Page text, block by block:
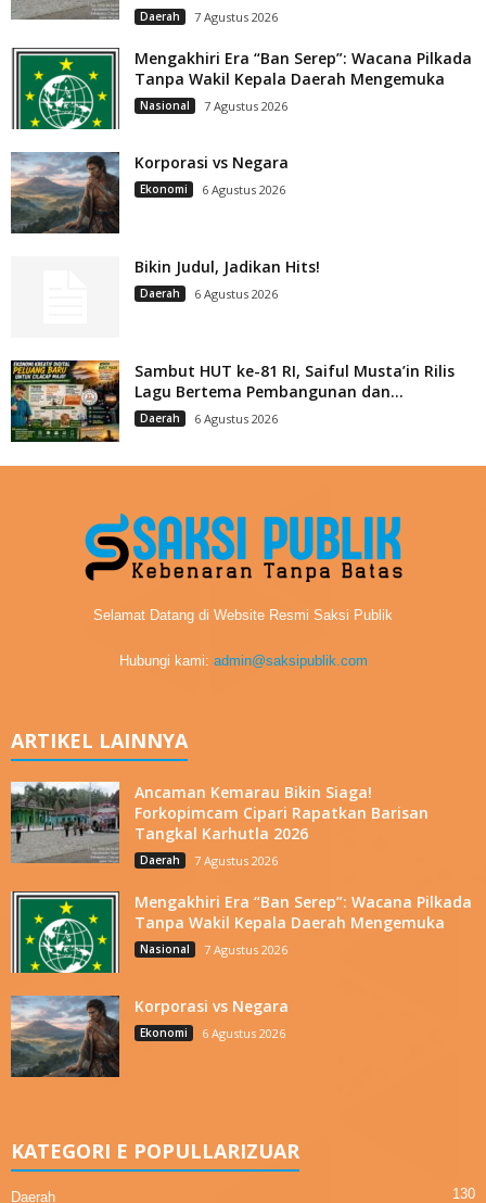
Daerah 7 Agustus 2026
Mengakhiri Era “Ban Serep”: Wacana Pilkada
Tanpa Wakil Kepala Daerah Mengemuka
Nasional 7 Agustus 2026
Korporasi vs Negara
Ekonomi 6 Agustus 2026
Bikin Judul, Jadikan Hits!
Daerah 6 Agustus 2026
Sambut HUT ke-81 RI, Saiful Musta’in Rilis
Lagu Bertema Pembangunan dan...
Daerah 6 Agustus 2026
Selamat Datang di Website Resmi Saksi Publik
Hubungi kami: admin@saksipublik.com
ARTIKEL LAINNYA
Ancaman Kemarau Bikin Siaga!
Forkopimcam Cipari Rapatkan Barisan
Tangkal Karhutla 2026
Daerah 7 Agustus 2026
Mengakhiri Era “Ban Serep”: Wacana Pilkada
Tanpa Wakil Kepala Daerah Mengemuka
Nasional 7 Agustus 2026
Korporasi vs Negara
Ekonomi 6 Agustus 2026
KATEGORI E POPULLARIZUAR
Daerah 130